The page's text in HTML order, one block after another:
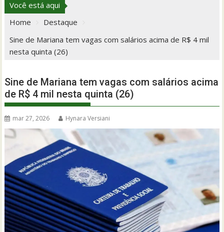
Você está aqui
Home
Destaque
Sine de Mariana tem vagas com salários acima de R$ 4 mil
nesta quinta (26)
Sine de Mariana tem vagas com salários acima
de R$ 4 mil nesta quinta (26)
mar 27, 2026 Hynara Versiani